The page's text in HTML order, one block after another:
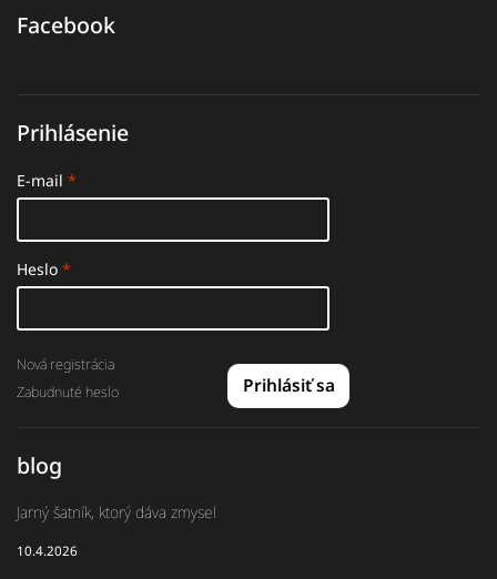
Facebook
Prihlásenie
E-mail
Heslo
Prihlásiť sa
Nová registrácia
Zabudnuté heslo
blog
Jarný šatník, ktorý dáva zmysel
10.4.2026